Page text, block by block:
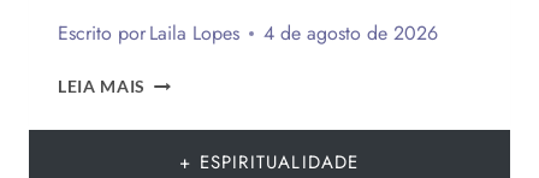
Escrito porLaila Lopes 4 de agosto de 2026
LEIA MAIS QUANDO
DIA
+ ESPIRITUALIDADE